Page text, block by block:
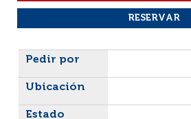
Liste des exemplaires